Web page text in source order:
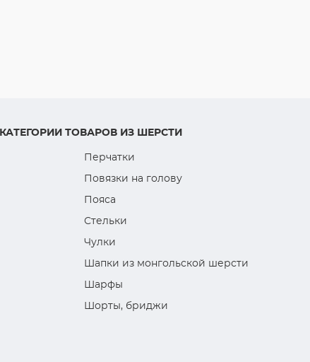
ТОВАРОВ ИЗ ШЕРСТИ
Перчатки
Повязки на голову
Пояса
Стельки
Чулки
Шапки из монгольской шерсти
Шарфы
Шорты, бриджи